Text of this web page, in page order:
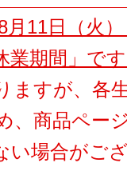
月11日（火
業期間」で
ますが、各
、商品ペー
い場合がご